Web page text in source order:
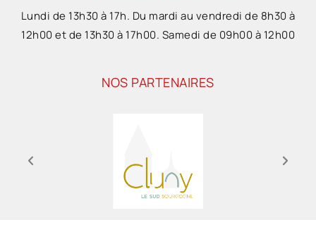
Lundi de 13h30 à 17h. Du mardi au vendredi de 8h30 à
12h00 et de 13h30 à 17h00. Samedi de 09h00 à 12h00
NOS PARTENAIRES